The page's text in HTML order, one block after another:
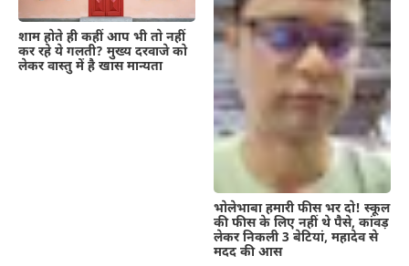
शाम होते ही कहीं आप भी तो नहीं
कर रहे ये गलती? मुख्य दरवाजे को
लेकर वास्तु में है खास मान्यता
भोलेभाबा हमारी फीस भर दो! स्कूल
की फीस के लिए नहीं थे पैसे, कांवड़
लेकर निकली 3 बेटियां, महादेव से
मदद की आस